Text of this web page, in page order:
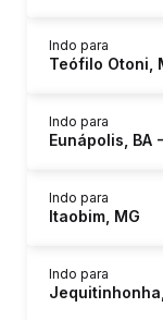
Indo para
Teófilo Otoni,
Indo para
Eunápolis, BA
Indo para
Itaobim, MG
Indo para